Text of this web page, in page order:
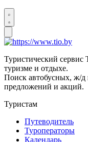
Туристический
туризме и отдыхе.
Поиск автобусных, ж/д
предложений и акций.
Туристам
Путеводитель
Туроператоры
Календарь